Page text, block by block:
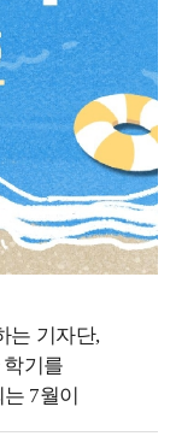
의하시기
는 자유와
를 보내는 것도
함께 새 학기를
여러분 모두
년이다 보니 저
. 저뿐만 아니라
같습니다. 토익
험을 쌓기 위해
취득하거나
이 될지 등 어떤
을 높일 수
분야는 준비해야
해야 할지
서로 정보를
신에게 맞는
같습니다.전공
각하는 것은
는 기자단,
기를
7월이